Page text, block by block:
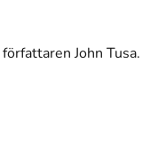
John Tusa.